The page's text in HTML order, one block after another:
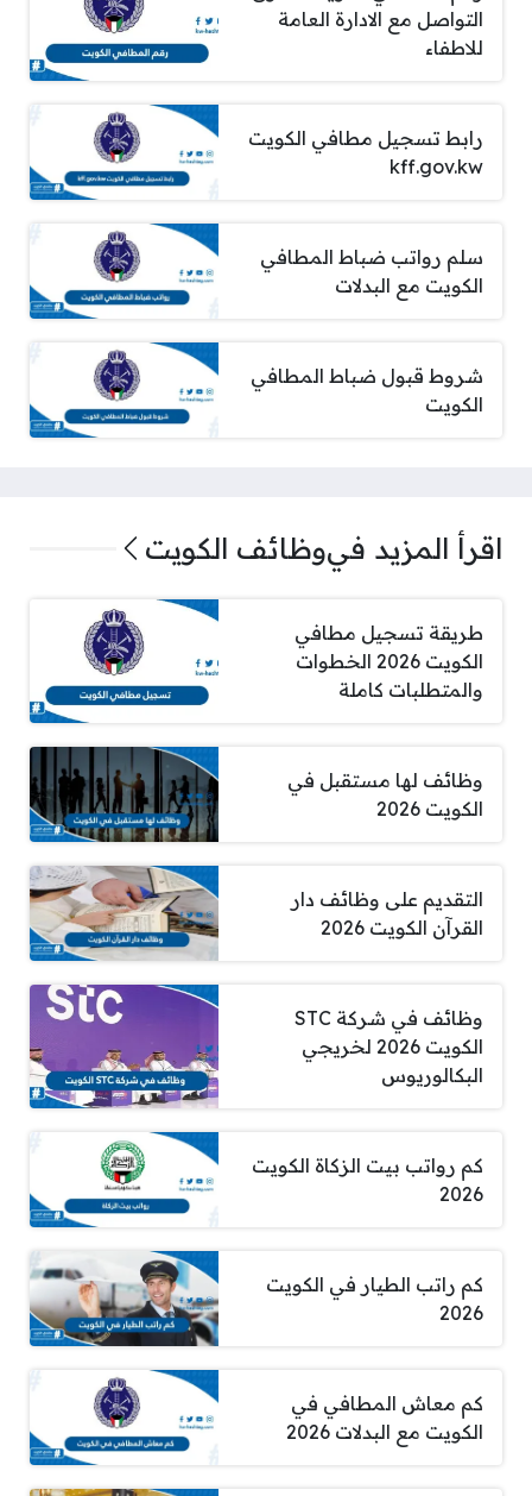
التواصل مع الادارة العامة
للاطفاء
رابط تسجيل مطافي الكويت
kff.gov.kw
سلم رواتب ضباط المطافي
الكويت مع البدلات
شروط قبول ضباط المطافي
الكويت
اقرأ المزيد فيوظائف الكويت
طريقة تسجيل مطافي
الكويت 2026 الخطوات
والمتطلبات كاملة
وظائف لها مستقبل في
الكويت 2026
التقديم على وظائف دار
القرآن الكويت 2026
وظائف في شركة STC
الكويت 2026 لخريجي
البكالوريوس
كم رواتب بيت الزكاة الكويت
2026
كم راتب الطيار في الكويت
2026
كم معاش المطافي في
الكويت مع البدلات 2026